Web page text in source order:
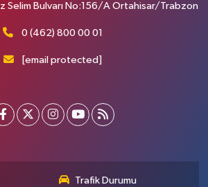
Selim Bulvarı No:156/A Ortahisar/Trabzon
0 (462) 800 00 01
[email protected]
Trafik Durumu